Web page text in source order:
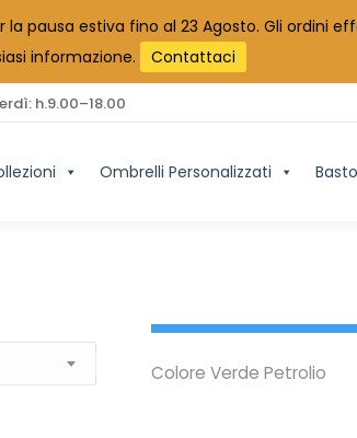
la pausa estiva fino al 23 Agosto. Gli ordini
informazione.
Contattaci
h.9.00–18.00
Ombrelli Personalizzati
Colore Verde Petrolio